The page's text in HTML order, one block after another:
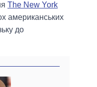
The New York
американських
до